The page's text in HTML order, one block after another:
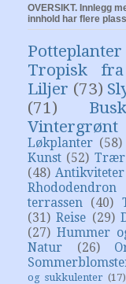
OVERSIKT. Innlegg
innhold har flere
Potteplanter
Tropisk
Liljer (73)
(71)
Vintergrønt
Løkplanter (58)
Kunst (52) Trær
(48)
Rhododendron
terrassen
(40)
(31) Reise (29)
(27) Hummer
Natur
(26)
og sukkulenter (17)